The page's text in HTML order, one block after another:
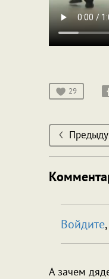
29
Войдите
А зачем